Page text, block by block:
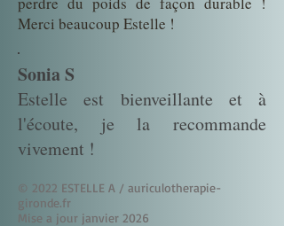
Merci beaucoup Estelle !
Sonia S
Estelle est bienveillante et à
l'écoute, je la recommande
vivement !
© 2022 ESTELLE A / auriculotherapie-
gironde.fr
Mise a jour janvier 2026